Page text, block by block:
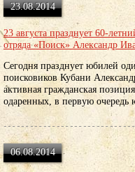
23.08.2014
23 августа празднует 60-
отряда «Поиск» Александр
Сегодня празднует юбилей
поисковиков Кубани
активная гражданская
одаренных, в первую
06.08.2014